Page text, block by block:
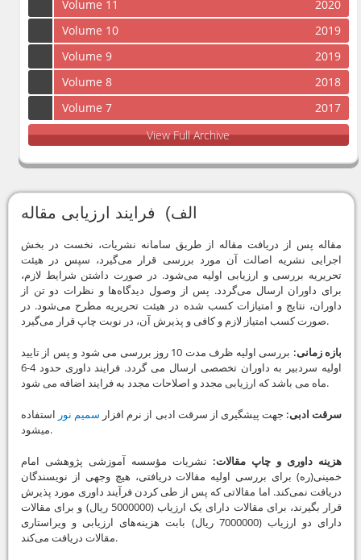
Volume 11
2020
Volume 10
2019
Volume 9
2019
Volume 8
2018
Volume 7
2017
View Full Archive
الف) فرایند ارزیابی مقاله
مقاله پس از دریافت مقاله از طریق سامانه نشریات، نخست در بخش
اجرایی نشریه اصالت آن مورد بررسی قرار می‌گیرد، سپس در هیئت
تحریریه بررسی و ارزیابی اولیه می‌شود. در صورت داشتن شرایط لازم،
برای داوران ارسال می‌گردد. پس از وصول دیدگاه‌ها و نظرات دو تن از
داوران، نتایج و امتیازات کسب شده در هیئت تحریریه مطرح می‌شود. در
صورت کسب امتیاز لازم و کافی و پذیرش آن، در نوبت چاپ قرار می‌گیرد.
بازه زمانی:
بررسی اولیه ظرف مدت 10 روز بررسی می شود و پس از تایید
اولیه سردبیر به داوران تخصصی ارسال می گردد. فرایند داوری حدود 4-6
ماه می باشد که ارزیابی مجدد و اصلاحات مجدد به فرایند اضافه می شود.
سرقت ادبی: جهت پیشگیری از سرقت ادبی از نرم افزار سمیم نور استفاده
میشود.
هزینه داوری و چاپ مقالات: نشریات مؤسسه آموزشی پژوهشی امام
خمینی(ره) برای بررسی اولیه مقالات دریافتی، هیچ وجهی از نویسندگان
دریافت نمی‌کند. اما مقالاتی که پس از طی کردن فرآیند داوری مورد پذیرش
قرار بگیرند، برای مقالات دارای یک ارزیاب (5000000 ریال) و برای مقالات
دارای دو ارزیاب (7000000 ریال) بابت هزینه‌های ارزیابی و ویراستاری
مقالات دریافت می‌کند.